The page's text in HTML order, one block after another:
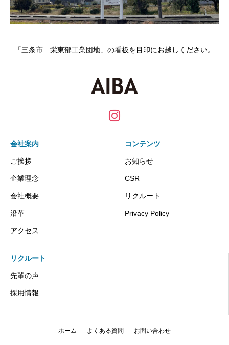
「三条市 栄東部工業団地」の看板を目印にお越しください。
会社案内
ご挨拶
企業理念
会社概要
沿革
アクセス
コンテンツ
お知らせ
CSR
リクルート
Privacy Policy
リクルート
先輩の声
採用情報
ホーム よくある質問 お問い合わせ